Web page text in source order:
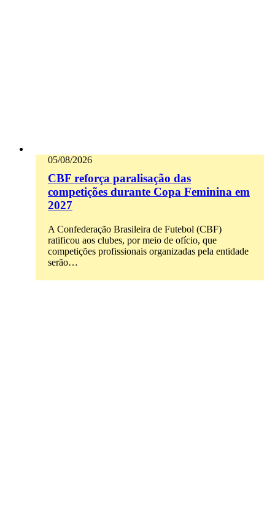
05/08/2026
CBF reforça paralisação das
competições durante Copa Feminina em
2027
A Confederação Brasileira de Futebol (CBF)
ratificou aos clubes, por meio de ofício, que
competições profissionais organizadas pela entidade
serão…